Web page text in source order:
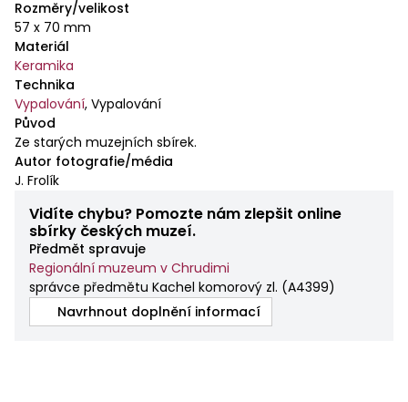
Rozměry/velikost
57 x 70 mm
Materiál
Keramika
Technika
Vypalování, Vypalování
Původ
Ze starých muzejních sbírek.
Autor fotografie/média
J. Frolík
Vidíte chybu? Pomozte nám zlepšit online
sbírky českých muzeí.
Předmět spravuje
Regionální muzeum v Chrudimi
správce předmětu Kachel komorový zl. (A4399)
Navrhnout doplnění informací